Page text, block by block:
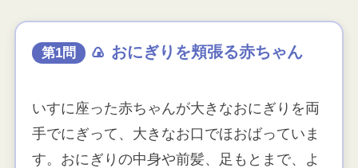
第1問 🍙 おにぎりを頬張る赤ちゃん
いすに座った赤ちゃんが大きなおにぎりを両
手でにぎって、大きなお口でほおばっていま
す。おにぎりの中身や前髪、足もとまで、よ